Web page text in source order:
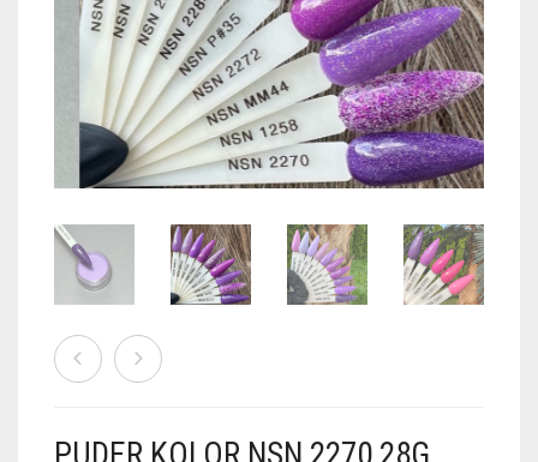
PUDRY BROKATOWE
PUDRY Z DROBINKAMI
PUDRY KOLOR PUR
PUDRY BUDUJĄCE
PUDRY DO FRENCH
PUDRY GALAXY
PUDRY SPARKLE
PUDRY TERMICZNE
PUDRY ŚWIECĄCE
FOIL DIP